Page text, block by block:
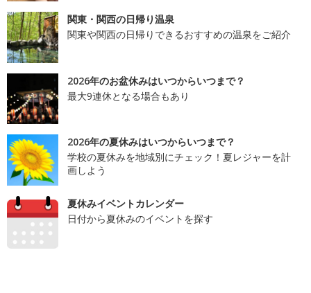
関東・関西の日帰り温泉
関東や関西の日帰りできるおすすめの温泉をご紹介
2026年のお盆休みはいつからいつまで？
最大9連休となる場合もあり
2026年の夏休みはいつからいつまで？
学校の夏休みを地域別にチェック！夏レジャーを計
画しよう
夏休みイベントカレンダー
日付から夏休みのイベントを探す